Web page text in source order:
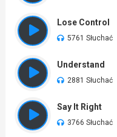
Lose Control
5761 Słuchać
Understand
2881 Słuchać
Say It Right
3766 Słuchać